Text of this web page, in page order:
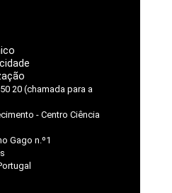
20 (chamada para a
- Centro Ciência
Gago n.º1